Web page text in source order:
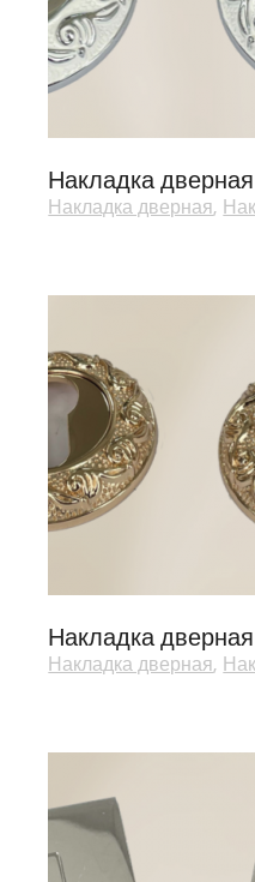
Накладка
Накладка дверная
Накладка
Накладка дверная